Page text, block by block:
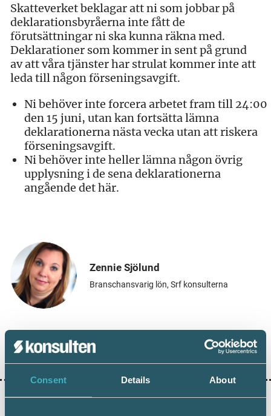
Consent Details About
Skatteverket beklagar att ni som jobbar på
deklarationsbyråerna inte fått de
förutsättningar ni ska kunna räkna med.
Deklarationer som kommer in sent på grund
av att våra tjänster har strulat kommer inte att
leda till någon förseningsavgift.
Ni behöver inte forcera arbetet fram till 24:00
den 15 juni, utan kan fortsätta lämna
deklarationerna nästa vecka utan att riskera
förseningsavgift.
Ni behöver inte heller lämna någon övrig
upplysning i de sena deklarationerna
angående det här.
Zennie Sjölund
Branschansvarig lön, Srf konsulterna
Dela: